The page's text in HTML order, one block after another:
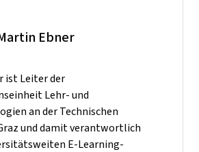
Ebner
ist Leiter der
Lehr- und
an der Technischen
und damit verantwortlich
E-Learning-